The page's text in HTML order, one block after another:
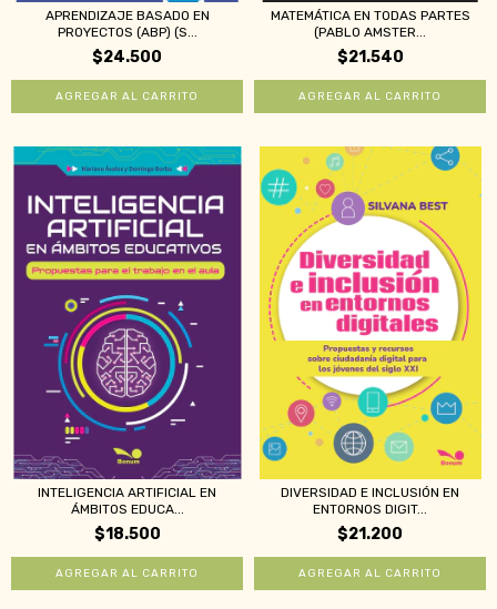
APRENDIZAJE BASADO EN
PROYECTOS (ABP) (S...
$24.500
MATEMÁTICA EN TODAS PARTES
(PABLO AMSTER...
$21.540
INTELIGENCIA ARTIFICIAL EN
ÁMBITOS EDUCA...
$18.500
DIVERSIDAD E INCLUSIÓN EN
ENTORNOS DIGIT...
$21.200